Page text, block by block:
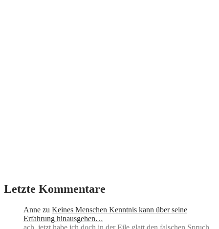
Letzte Kommentare
Anne zu Keines Menschen Kenntnis kann über seine
Erfahrung hinausgehen…